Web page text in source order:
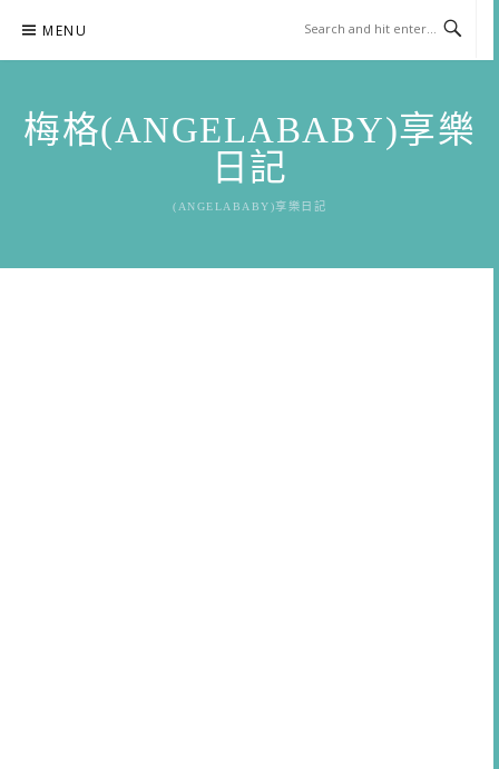
content
MENU
梅格(ANGELABABY)享樂
日記
(ANGELABABY)享樂日記